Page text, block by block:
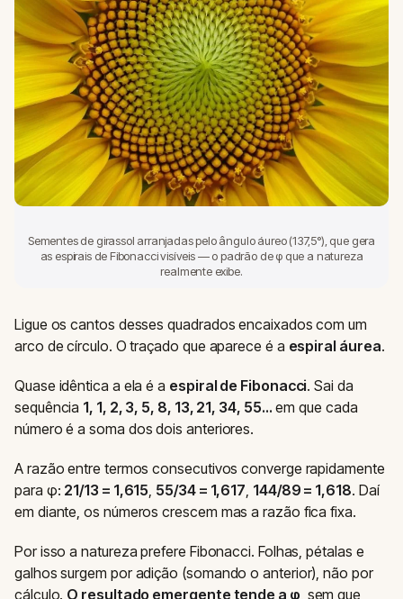
Sementes de girassol arranjadas pelo ângulo áureo (137,5°), que gera
as espirais de Fibonacci visíveis — o padrão de φ que a natureza
realmente exibe.
Ligue os cantos desses quadrados encaixados com um
arco de círculo. O traçado que aparece é a espiral áurea.
Quase idêntica a ela é a espiral de Fibonacci. Sai da
sequência 1, 1, 2, 3, 5, 8, 13, 21, 34, 55… em que cada
número é a soma dos dois anteriores.
A razão entre termos consecutivos converge rapidamente
para φ: 21/13 = 1,615 55/34 = 1,617 144/89 = 1,618. Daí
em diante, os números crescem mas a razão fica fixa.
Por isso a natureza prefere Fibonacci. Folhas, pétalas e
galhos surgem por adição (somando o anterior), não por
cálculo. O resultado emergente tende a φ , sem que